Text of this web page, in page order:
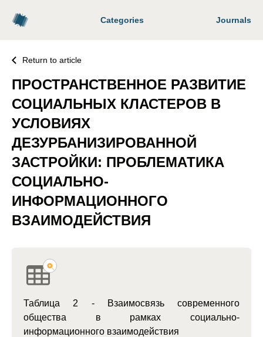
Categories Journals
Return to article
ПРОСТРАНСТВЕННОЕ РАЗВИТИЕ
СОЦИАЛЬНЫХ КЛАСТЕРОВ В
УСЛОВИЯХ
ДЕЗУРБАНИЗИРОВАННОЙ
ЗАСТРОЙКИ: ПРОБЛЕМАТИКА
СОЦИАЛЬНО-
ИНФОРМАЦИОННОГО
ВЗАИМОДЕЙСТВИЯ
Таблица 2 - Взаимосвязь современного
общества в рамках социально-
информационного взаимодействия